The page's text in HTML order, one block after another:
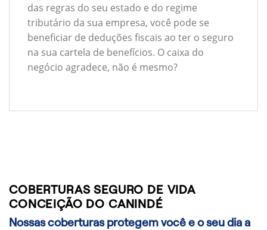
das regras do seu estado e do regime
tributário da sua empresa, você pode se
beneficiar de deduções fiscais ao ter o seguro
na sua cartela de benefícios. O caixa do
negócio agradece, não é mesmo?
COBERTURAS SEGURO DE VIDA
CONCEIÇÃO DO CANINDÉ
Nossas coberturas protegem você e o seu dia a